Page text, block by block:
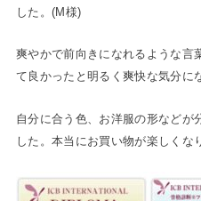
した。(M様)
爽やかで前向きになれるような言
て良かったと明るく爽快な気分に
自分に合う色、お洋服の形などが
した。本当にお買い物が楽しくな